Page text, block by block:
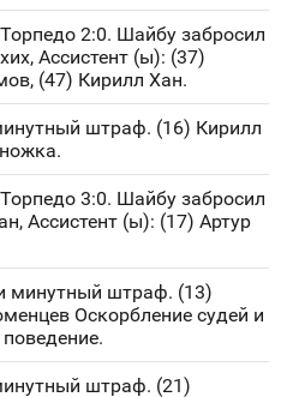
2:0. Шайбу забросил
Ассистент (ы): (37)
(47) Кирилл Хан.
штраф. (16) Кирилл
3:0. Шайбу забросил
Ассистент (ы): (17) Артур
минутный штраф. (13)
Оскорбление судей и
штраф. (21)